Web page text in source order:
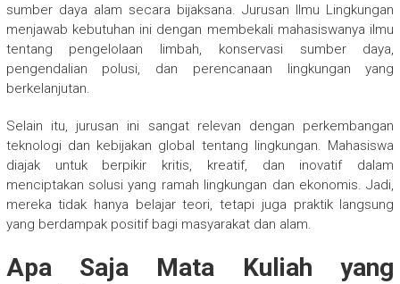
sumber daya alam secara bijaksana. Jurusan Ilmu Lingkungan
menjawab kebutuhan ini dengan membekali mahasiswanya ilmu
tentang pengelolaan limbah, konservasi sumber daya,
pengendalian polusi, dan perencanaan lingkungan yang
berkelanjutan.
Selain itu, jurusan ini sangat relevan dengan perkembangan
teknologi dan kebijakan global tentang lingkungan. Mahasiswa
diajak untuk berpikir kritis, kreatif, dan inovatif dalam
menciptakan solusi yang ramah lingkungan dan ekonomis. Jadi,
mereka tidak hanya belajar teori, tetapi juga praktik langsung
yang berdampak positif bagi masyarakat dan alam.
Apa Saja Mata Kuliah yang